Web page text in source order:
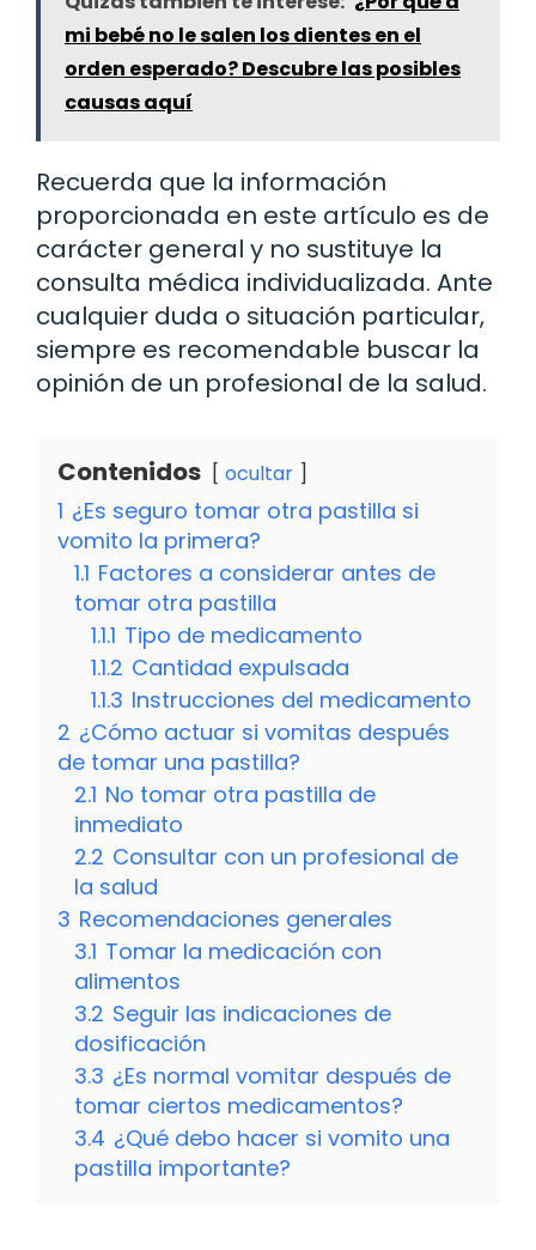
mi bebé no le salen los dientes en el
orden esperado? Descubre las posibles
causas aquí
Recuerda que la información
proporcionada en este artículo es de
carácter general y no sustituye la
consulta médica individualizada. Ante
cualquier duda o situación particular,
siempre es recomendable buscar la
opinión de un profesional de la salud.
Contenidos ocultar
1 ¿Es seguro tomar otra pastilla si
vomito la primera?
1.1 Factores a considerar antes de
tomar otra pastilla
1.1.1 Tipo de medicamento
1.1.2 Cantidad expulsada
1.1.3 Instrucciones del medicamento
2 ¿Cómo actuar si vomitas después
de tomar una pastilla?
2.1 No tomar otra pastilla de
inmediato
2.2 Consultar con un profesional de
la salud
3 Recomendaciones generales
3.1 Tomar la medicación con
alimentos
3.2 Seguir las indicaciones de
dosificación
3.3 ¿Es normal vomitar después de
tomar ciertos medicamentos?
3.4 ¿Qué debo hacer si vomito una
pastilla importante?